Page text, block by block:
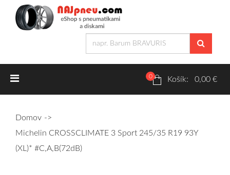
Letné pneumatiky
Dodávkové + malé úžitkové
0 Košík: 0,00 €
Domov
Michelin CROSSCLIMATE 3 Sport 245/35 R19 93Y
(XL)* #C,A,B(72dB)